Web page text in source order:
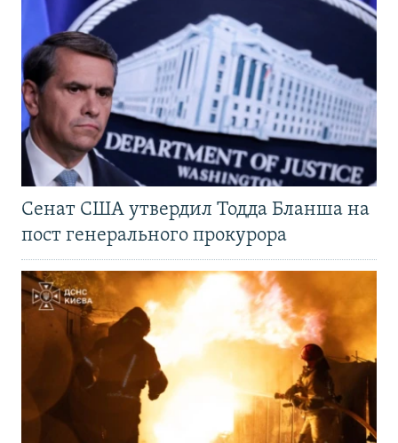
Сенат США утвердил Тодда Бланша на
пост генерального прокурора